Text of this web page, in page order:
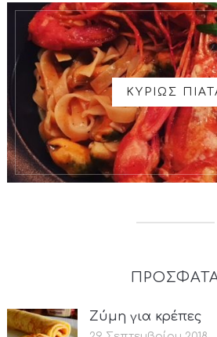
ΚΥΡΙΩΣ
Ζύμη για κρέπες